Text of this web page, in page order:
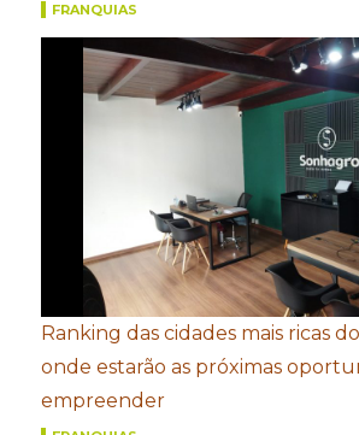
FRANQUIAS
Ranking das cidades mais ricas
onde estarão as próximas
empreender